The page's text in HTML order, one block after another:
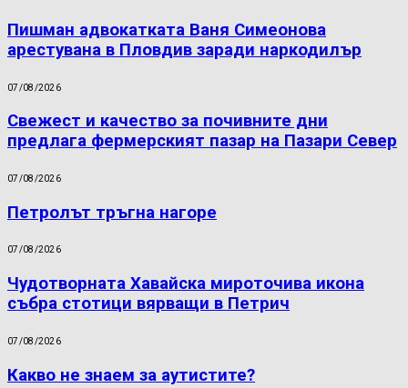
Пишман адвокатката Ваня Симеонова
арестувана в Пловдив заради наркодилър
07/08/2026
Свежест и качество за почивните дни
предлага фермерският пазар на Пазари Север
07/08/2026
Петролът тръгна нагоре
07/08/2026
Чудотворната Хавайска мироточива икона
събра стотици вярващи в Петрич
07/08/2026
Какво не знаем за аутистите?